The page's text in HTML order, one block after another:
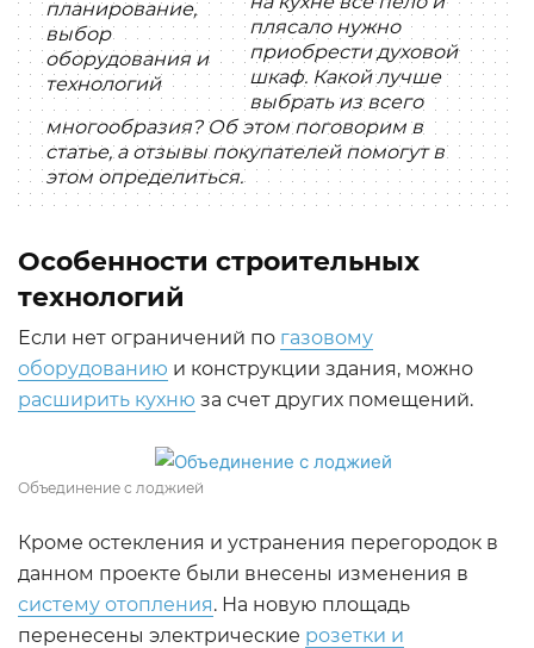
плясало нужно
приобрести духовой
шкаф. Какой лучше
выбрать из всего
многообразия? Об этом поговорим в
статье, а отзывы покупателей помогут в
этом определиться.
Особенности строительных
технологий
Если нет ограничений по газовому
оборудованию и конструкции здания, можно
расширить кухню за счет других помещений.
Объединение с лоджией
Кроме остекления и устранения перегородок в
данном проекте были внесены изменения в
систему отопления. На новую площадь
перенесены электрические розетки и